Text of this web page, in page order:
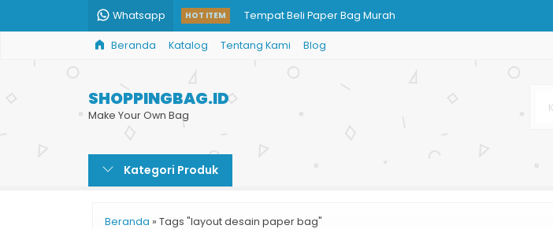
Whatsapp HOT ITEM Tempat Beli Paper Bag Murah
Shopping Bag Butik Murah
Tempat Pembuatan Shopping Bag Murah
Shopping Bag Toko Aksesoris
Shopping Bag Harga Terbaru
Beranda Katalog Tentang Kami Blog
SHOPPINGBAG.ID
Make Your Own Bag
Kategori Produk
Beranda » Tags "layout desain paper bag"